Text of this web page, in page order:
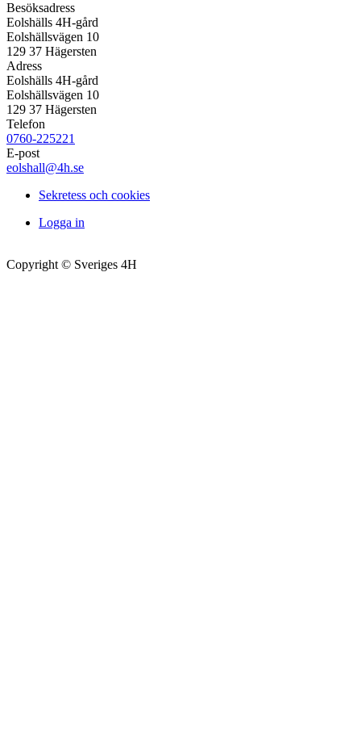
Besöksadress
Eolshälls 4H-gård
Eolshällsvägen 10
129 37 Hägersten
Adress
Eolshälls 4H-gård
Eolshällsvägen 10
129 37 Hägersten
Telefon
0760-225221
E-post
eolshall@4h.se
Sekretess och cookies
Logga in
Copyright © Sveriges 4H